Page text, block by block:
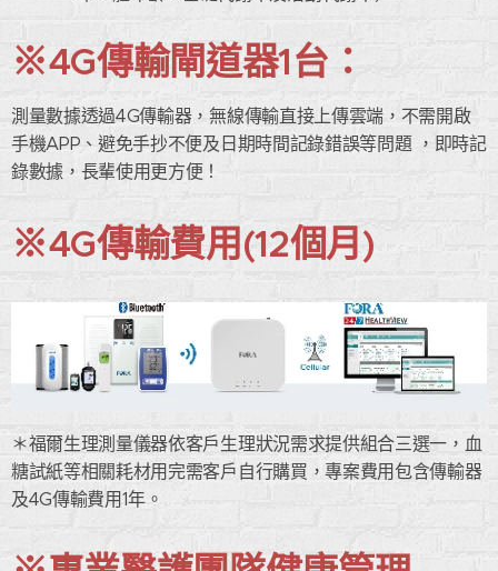
※4G傳輸閘道器1台：
測量數據透過4G傳輸器，無線傳輸直接上傳雲端，不需開啟
手機APP、避免手抄不便及日期時間記錄錯誤等問題 ，即時記
錄數據，長輩使用更方便！
※4G傳輸費用(12個月)
＊福爾生理測量儀器依客戶生理狀況需求提供組合三選一，血
糖試紙等相關耗材用完需客戶自行購買，專案費用包含傳輸器
及4G傳輸費用1年。